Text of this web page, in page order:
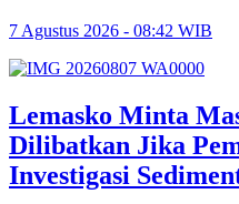
7 Agustus 2026 - 08:42 WIB
Lemasko Minta
Dilibatkan Jika
Investigasi